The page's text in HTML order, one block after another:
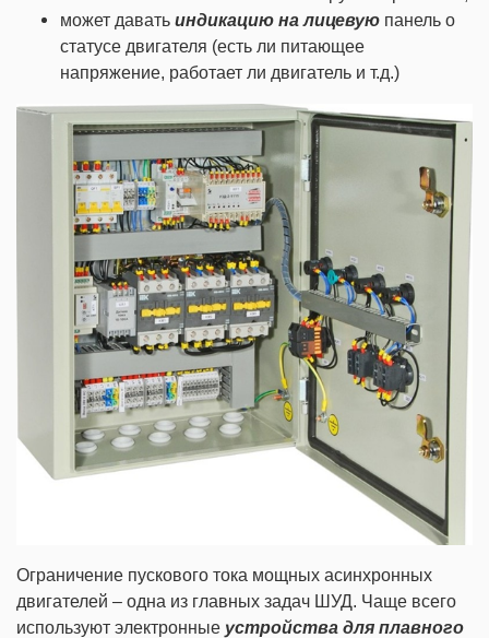
может давать индикацию на лицевую панель о
статусе двигателя (есть ли питающее
напряжение, работает ли двигатель и т.д.)
Ограничение пускового тока мощных асинхронных
двигателей – одна из главных задач ШУД. Чаще всего
используют электронные устройства для плавного